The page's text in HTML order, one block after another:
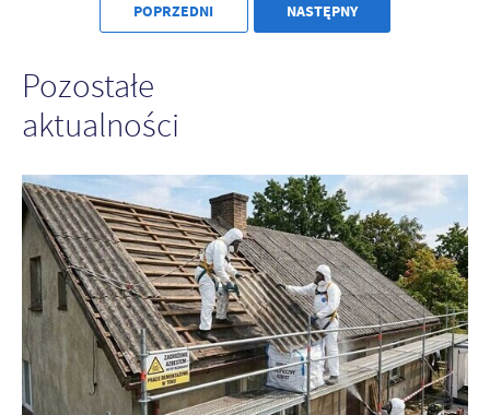
POPRZEDNI NASTĘPNY
Pozostałe
aktualności